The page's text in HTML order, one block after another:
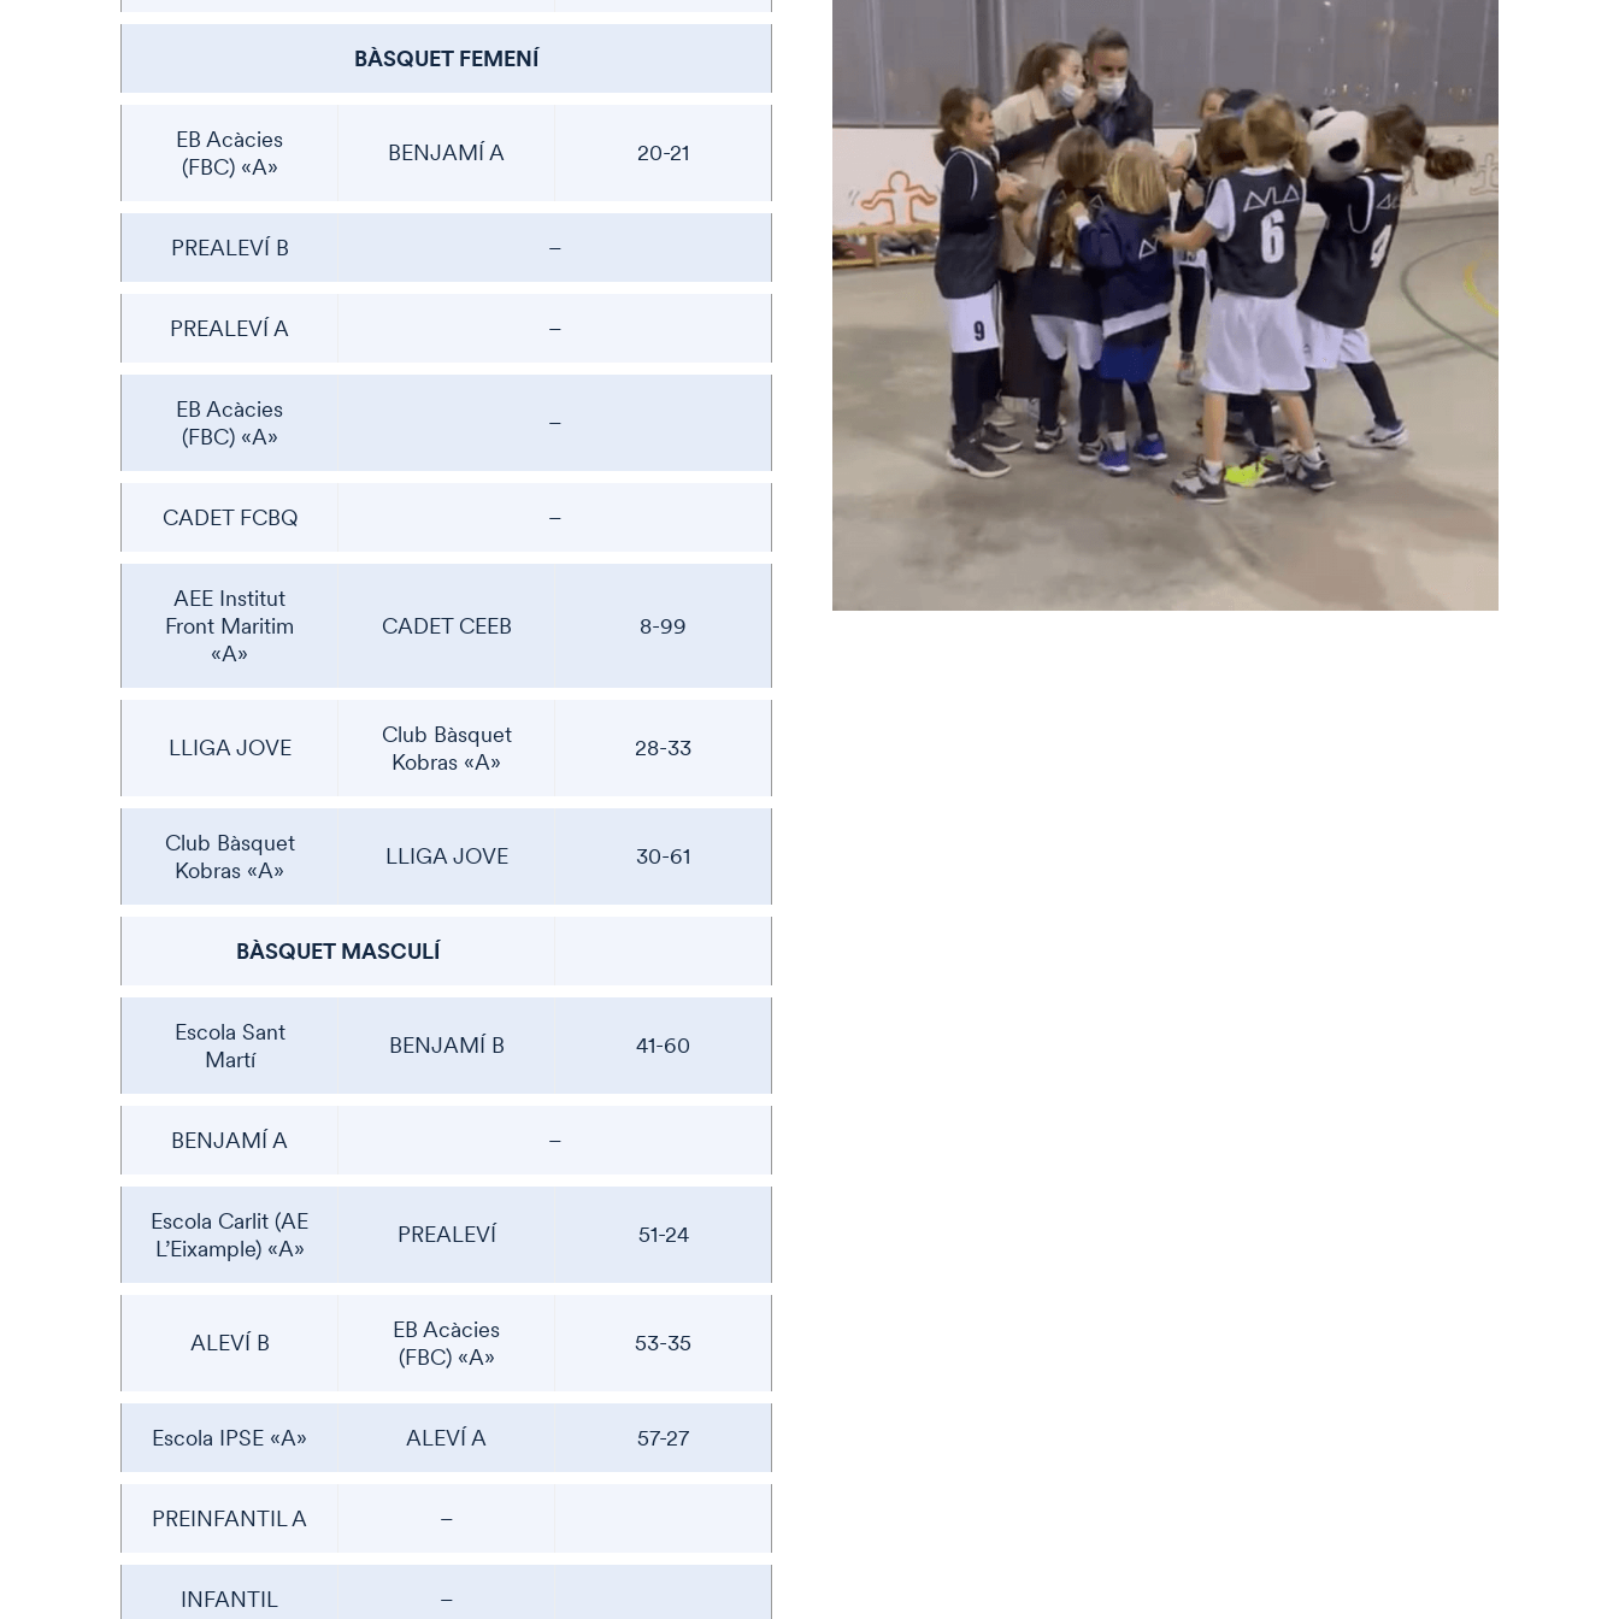
BÀSQUET FEMENÍ
EB Acàcies
(FBC) «A»
BENJAMÍ A 20-21
PREALEVÍ B –
PREALEVÍ A –
EB Acàcies
(FBC) «A»
–
CADET FCBQ –
AEE Institut
Front Maritim
«A»
CADET CEEB 8-99
LLIGA JOVE
Club Bàsquet
Kobras «A»
28-33
Club Bàsquet
Kobras «A»
LLIGA JOVE 30-61
BÀSQUET MASCULÍ
Escola Sant
Martí
BENJAMÍ B 41-60
BENJAMÍ A –
Escola Carlit (AE
L’Eixample) «A»
PREALEVÍ 51-24
ALEVÍ B
EB Acàcies
(FBC) «A»
53-35
Escola IPSE «A» ALEVÍ A 57-27
PREINFANTIL A –
INFANTIL –